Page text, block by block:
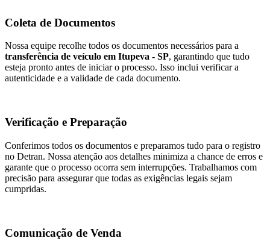
Coleta de Documentos
Nossa equipe recolhe todos os documentos necessários para a
transferência de veículo em Itupeva - SP, garantindo que tudo
esteja pronto antes de iniciar o processo. Isso inclui verificar a
autenticidade e a validade de cada documento.
Verificação e Preparação
Conferimos todos os documentos e preparamos tudo para o registro
no Detran. Nossa atenção aos detalhes minimiza a chance de erros e
garante que o processo ocorra sem interrupções. Trabalhamos com
precisão para assegurar que todas as exigências legais sejam
cumpridas.
Comunicação de Venda